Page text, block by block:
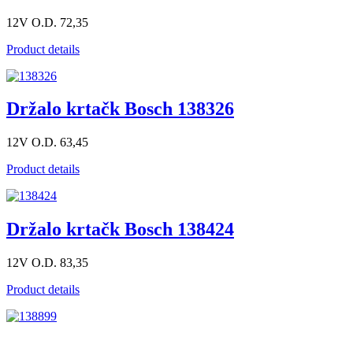
12V O.D. 72,35
Product details
Držalo krtačk Bosch 138326
12V O.D. 63,45
Product details
Držalo krtačk Bosch 138424
12V O.D. 83,35
Product details